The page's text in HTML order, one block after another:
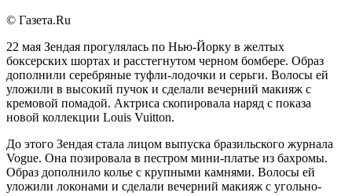
© Газета.Ru
22 мая Зендая прогулялась по Нью-Йорку в желтых
боксерских шортах и расстегнутом черном бомбере. Образ
дополнили серебряные туфли-лодочки и серьги. Волосы ей
уложили в высокий пучок и сделали вечерний макияж с
кремовой помадой. Актриса скопировала наряд с показа
новой коллекции Louis Vuitton.
До этого Зендая стала лицом выпуска бразильского журнала
Vogue. Она позировала в пестром мини-платье из бахромы.
Образ дополнило колье с крупными камнями. Волосы ей
уложили локонами и сделали вечерний макияж с угольно-